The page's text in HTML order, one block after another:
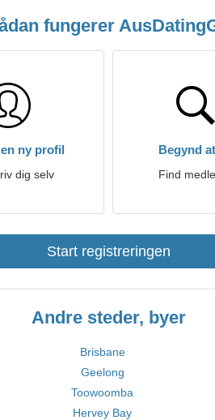
fungerer
ny profil
dig selv
Begynd
Find
Start registreringen
Andre steder, byer
Brisbane
Geelong
Toowoomba
Hervey Bay